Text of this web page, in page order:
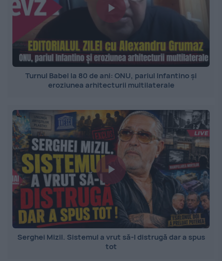
Turnul Babel la 80 de ani: ONU, pariul Infantino și
eroziunea arhitecturii multilaterale
Serghei Mizil. Sistemul a vrut să-l distrugă dar a spus
tot